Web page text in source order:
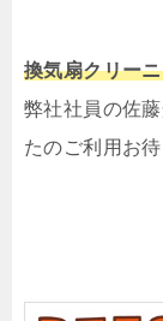
換気扇クリー
弊社社員の佐
たのご利用お